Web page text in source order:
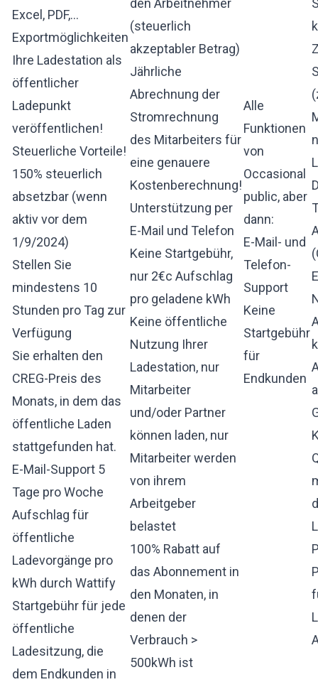
Excel, PDF,...
Exportmöglichkeiten
Ihre Ladestation als
öffentlicher
Ladepunkt
veröffentlichen!
Steuerliche Vorteile!
150% steuerlich
absetzbar (wenn
aktiv vor dem
1/9/2024)
Stellen Sie
mindestens 10
Stunden pro Tag zur
Verfügung
Sie erhalten den
CREG-Preis des
Monats, in dem das
öffentliche Laden
stattgefunden hat.
E-Mail-Support 5
Tage pro Woche
Aufschlag für
öffentliche
Ladevorgänge pro
kWh durch Wattify
Startgebühr für jede
öffentliche
Ladesitzung, die
dem Endkunden in
den Arbeitnehmer
(steuerlich
akzeptabler Betrag)
Jährliche
Abrechnung der
Stromrechnung
des Mitarbeiters für
eine genauere
Kostenberechnung!
Unterstützung per
E-Mail und Telefon
Keine Startgebühr,
nur 2€c Aufschlag
pro geladene kWh
Keine öffentliche
Nutzung Ihrer
Ladestation, nur
Mitarbeiter
und/oder Partner
können laden, nur
Mitarbeiter werden
von ihrem
Arbeitgeber
belastet
100% Rabatt auf
das Abonnement in
den Monaten, in
denen der
Verbrauch >
500kWh ist
Alle
Funktionen
von
Occasional
public, aber
dann:
E-Mail- und
Telefon-
Support
Keine
Startgebühr
für
Endkunden